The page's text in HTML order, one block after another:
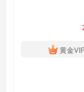
黄金